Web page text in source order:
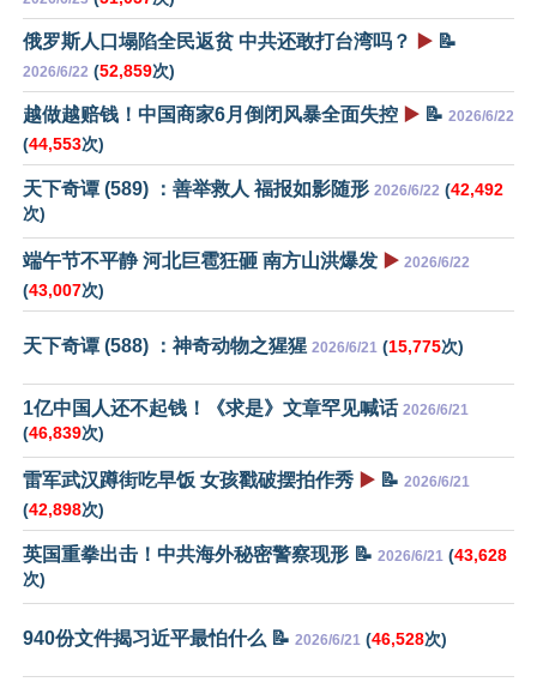
俄罗斯人口塌陷全民返贫 中共还敢打台湾吗？ ▶️ 📝
2026/6/22 (52,859次)
越做越赔钱！中国商家6月倒闭风暴全面失控 ▶️ 📝 2026/6/22
(44,553次)
天下奇谭 (589) ：善举救人 福报如影随形 2026/6/22 (42,492
次)
端午节不平静 河北巨雹狂砸 南方山洪爆发 ▶️ 2026/6/22
(43,007次)
天下奇谭 (588) ：神奇动物之猩猩 2026/6/21 (15,775次)
1亿中国人还不起钱！《求是》文章罕见喊话 2026/6/21
(46,839次)
雷军武汉蹲街吃早饭 女孩戳破摆拍作秀 ▶️ 📝 2026/6/21
(42,898次)
英国重拳出击！中共海外秘密警察现形 📝 2026/6/21 (43,628
次)
940份文件揭习近平最怕什么 📝 2026/6/21 (46,528次)